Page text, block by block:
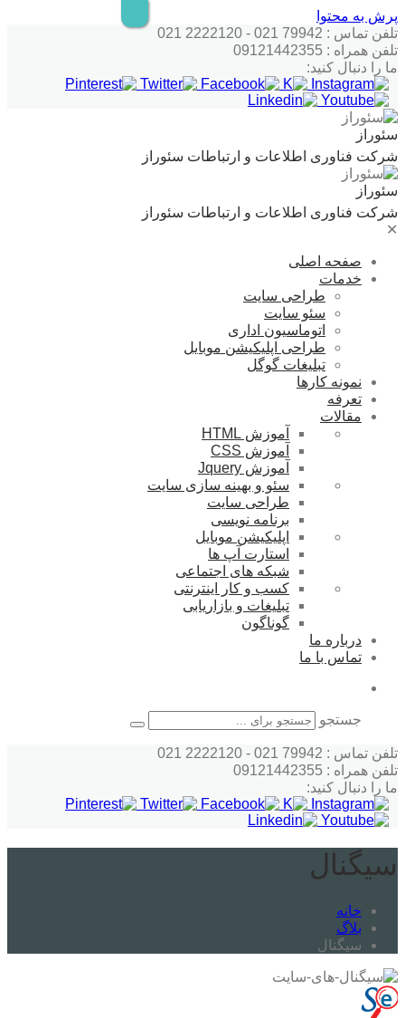
پرش به محتوا
تلفن تماس : 79942 021 - 2222120 021
تلفن همراه : 09121442355
ما را دنبال کنید:
سئوراز
شرکت فناوری اطلاعات و ارتباطات سئوراز
سئوراز
شرکت فناوری اطلاعات و ارتباطات سئوراز
✕
صفحه اصلی
خدمات
طراحی سایت
سئو سایت
اتوماسیون اداری
طراحی اپلیکیشن موبایل
تبلیغات گوگل
نمونه کارها
تعرفه
مقالات
آموزش HTML
آموزش CSS
آموزش Jquery
سئو و بهینه سازی سایت
طراحی سایت
برنامه نویسی
اپلیکیشن موبایل
استارت آپ ها
شبکه های اجتماعی
کسب و کار اینترنتی
تبلیغات و بازاریابی
گوناگون
درباره ما
تماس با ما
جستجو
تلفن تماس : 79942 021 - 2222120 021
تلفن همراه : 09121442355
ما را دنبال کنید:
سیگنال
خانه
بلاگ
سیگنال